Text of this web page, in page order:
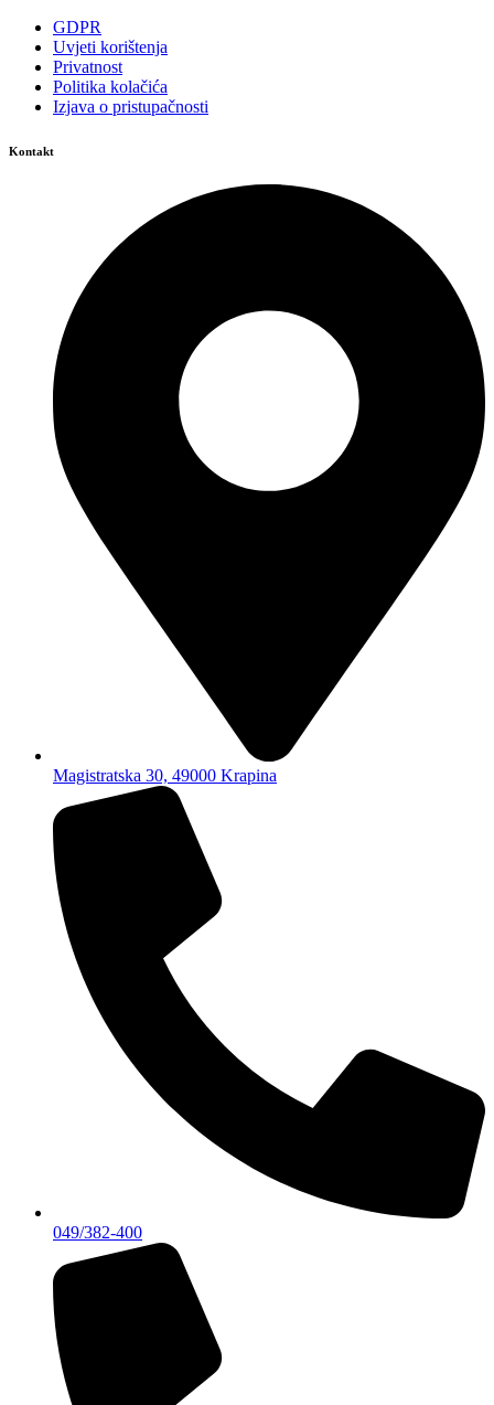
GDPR
Uvjeti korištenja
Privatnost
Politika kolačića
Izjava o pristupačnosti
Kontakt
Magistratska 30, 49000 Krapina
049/382-400